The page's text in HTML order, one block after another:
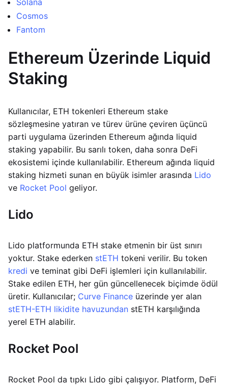
Solana
Cosmos
Fantom
Ethereum Üzerinde Liquid
Staking
Kullanıcılar, ETH tokenleri Ethereum stake
sözleşmesine yatıran ve türev ürüne çeviren üçüncü
parti uygulama üzerinden Ethereum ağında liquid
staking yapabilir. Bu sarılı token, daha sonra DeFi
ekosistemi içinde kullanılabilir. Ethereum ağında liquid
staking hizmeti sunan en büyük isimler arasında Lido
ve Rocket Pool geliyor.
Lido
Lido platformunda ETH stake etmenin bir üst sınırı
yoktur. Stake ederken stETH tokeni verilir. Bu token
kredi ve teminat gibi DeFi işlemleri için kullanılabilir.
Stake edilen ETH, her gün güncellenecek biçimde ödül
üretir. Kullanıcılar; Curve Finance üzerinde yer alan
stETH-ETH likidite havuzundan stETH karşılığında
yerel ETH alabilir.
Rocket Pool
Rocket Pool da tıpkı Lido gibi çalışıyor. Platform, DeFi